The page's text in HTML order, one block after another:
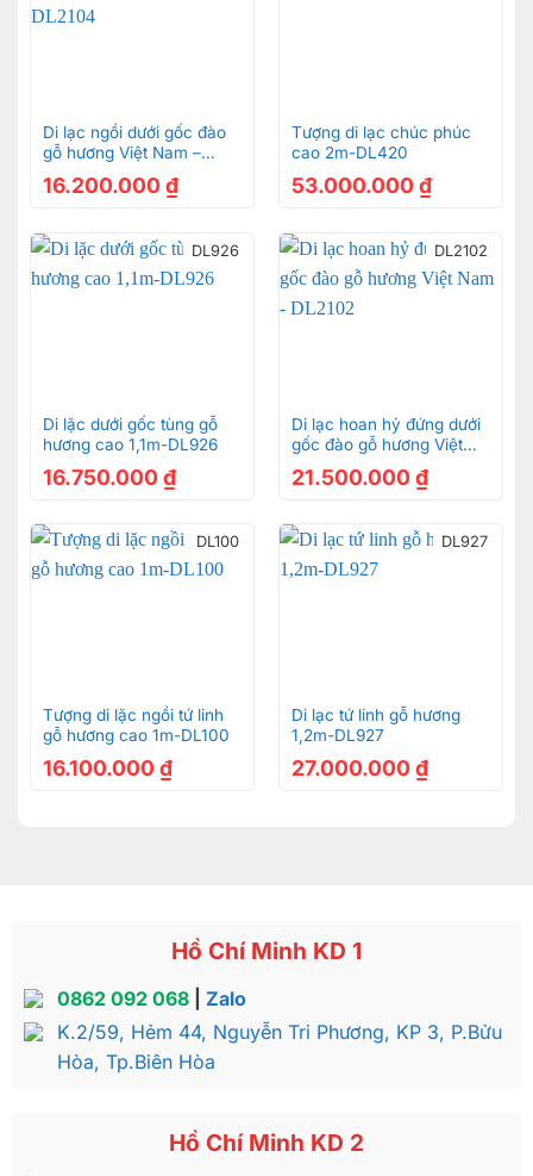
Di lạc ngồi dưới gốc đào
gỗ hương Việt Nam –
16.200.000 ₫
Tượng di lạc chúc phúc
cao 2m-DL420
53.000.000 ₫
DL926
Di lặc dưới gốc tùng gỗ
hương cao 1,1m-DL926
16.750.000 ₫
DL2102
Di lạc hoan hỷ đứng dưới
gốc đào gỗ hương Việt
21.500.000 ₫
DL100
Tượng di lặc ngồi tứ linh
gỗ hương cao 1m-DL100
16.100.000 ₫
DL927
Di lạc tứ linh gỗ hương
1,2m-DL927
27.000.000 ₫
Hồ Chí Minh KD 1
0862 092 068| Zalo
K.2/59, Hẻm 44, Nguyễn Tri Phương, KP 3, P.Bửu
Hòa, Tp.Biên Hòa
Hồ Chí Minh KD 2